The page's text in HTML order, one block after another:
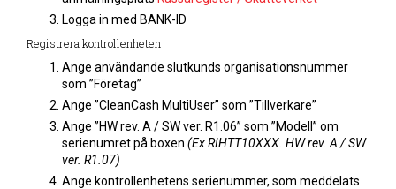
Logga in med BANK-ID
Registrera kontrollenheten
Ange användande slutkunds organisationsnummer
som ”Företag”
Ange ”CleanCash MultiUser” som ”Tillverkare”
Ange ”HW rev. A / SW ver. R1.06” som ”Modell” om
serienumret på boxen (Ex RIHTT10XXX. HW rev. A / SW
ver. R1.07)
Ange kontrollenhetens serienummer, som meddelats